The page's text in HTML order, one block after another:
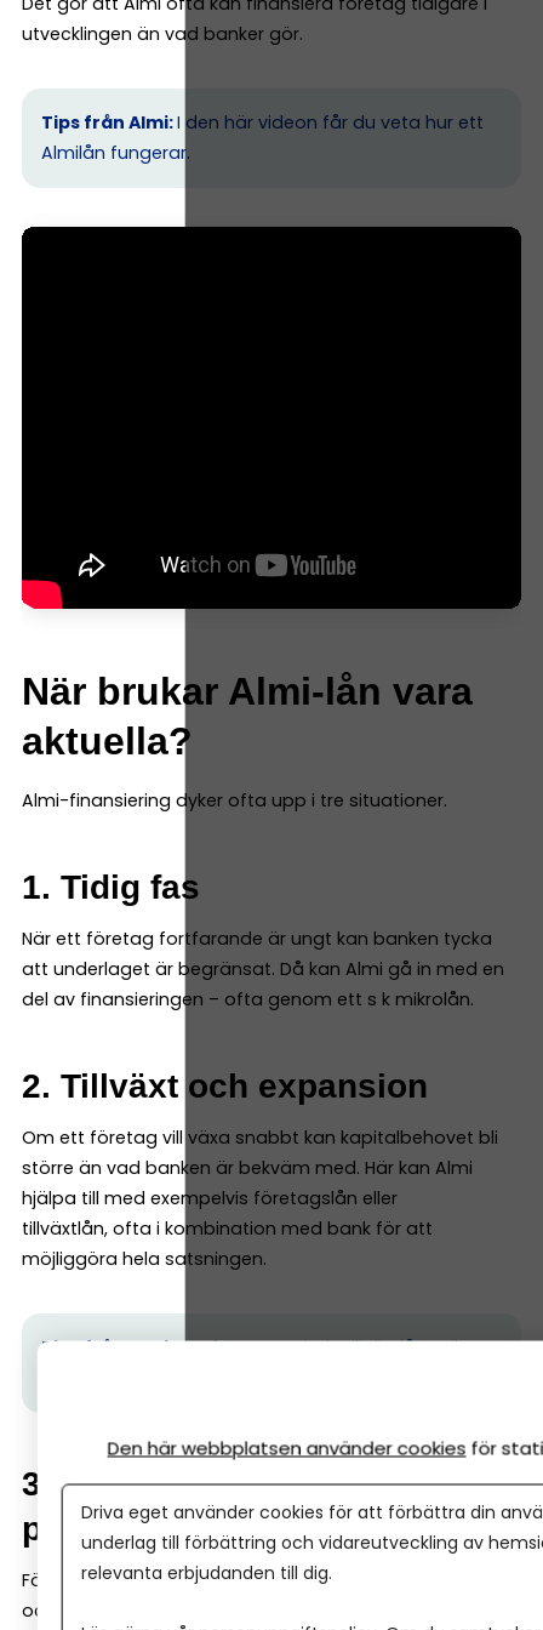
utvecklingen än vad banker gör.
Tips från Almi:I den här videon får du veta hur ett
Almilån fungerar.
När brukar Almi-lån vara
aktuella?
Almi-finansiering dyker ofta upp i tre situationer.
1. Tidig fas
När ett företag fortfarande är ungt kan banken tycka
att underlaget är begränsat. Då kan Almi gå in med en
del av finansieringen – ofta genom ett s k mikrolån.
2. Tillväxt och expansion
Om ett företag vill växa snabbt kan kapitalbehovet bli
större än vad banken är bekväm med. Här kan Almi
hjälpa till med exempelvis företagslån eller
tillväxtlån, ofta i kombination med bank för att
möjliggöra hela satsningen.
Tips från Almi:Hur fungerar Almis tillväxtlån?Läs
3. Innovation och nya
produkter
Företag som utvecklar nya produkter eller tjänster kan
också få finansiering via Almi. Det gäller särskilt projekt
Den här webbplatsen använder cookies för
Driva eget använder cookies för att förbättra din
underlag till förbättring och vidareutveckling av
relevanta erbjudanden till dig.